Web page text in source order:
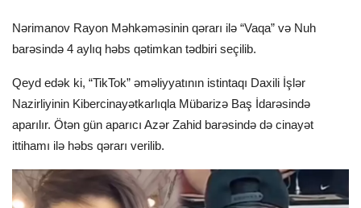
Nərimanov Rayon Məhkəməsinin qərarı ilə “Vaqa” və Nuh
barəsində 4 aylıq həbs qətimkan tədbiri seçilib.
Qeyd edək ki, “TikTok” əməliyyatının istintaqı Daxili İşlər
Nazirliyinin Kibercinayətkarlıqla Mübarizə Baş İdarəsində
aparılır. Ötən gün aparıcı Azər Zahid barəsində də cinayət
ittihamı ilə həbs qərarı verilib.